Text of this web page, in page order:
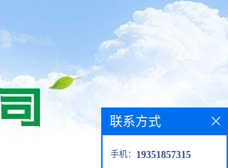
联系方式
手机： 19351857315